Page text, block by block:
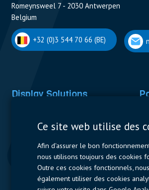
Romeynsweel 7 - 2030 Antwerpen
Belgium
+32 (0)3 544 70 66 (BE)
Display Solutions
Ce site web utilise des
Afin d'assurer le bon
nous utilisons toujours des cookies
Outre ces cookies fonctionnels,
également utiliser des cookies